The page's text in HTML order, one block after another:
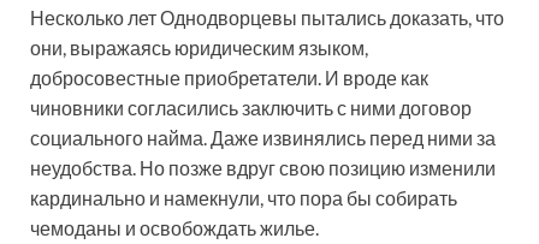
Несколько лет Однодворцевы пытались доказать, что
они, выражаясь юридическим языком,
добросовестные приобретатели. И вроде как
чиновники согласились заключить с ними договор
социального найма. Даже извинялись перед ними за
неудобства. Но позже вдруг свою позицию изменили
кардинально и намекнули, что пора бы собирать
чемоданы и освобождать жилье.